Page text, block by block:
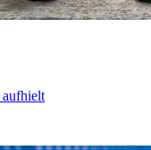
aufhielt